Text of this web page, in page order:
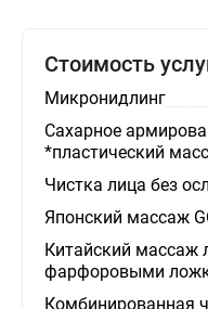
Стоимость
Микронидлинг
Сахарное
*пластический
Чистка лица без
Японский массаж
Китайский массаж
фарфоровыми
Комбинированная